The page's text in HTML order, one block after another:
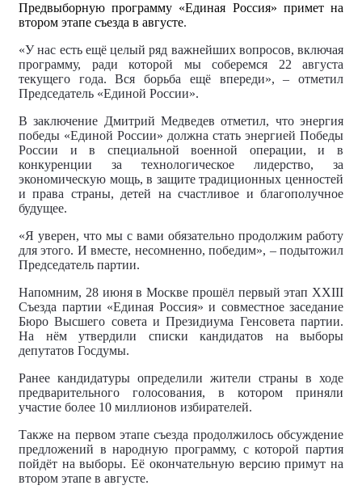
Предвыборную программу «Единая Россия» примет на
втором этапе съезда в августе.
«У нас есть ещё целый ряд важнейших вопросов, включая
программу, ради которой мы соберемся 22 августа
текущего года. Вся борьба ещё впереди», – отметил
Председатель «Единой России».
В заключение Дмитрий Медведев отметил, что энергия
победы «Единой России» должна стать энергией Победы
России и в специальной военной операции, и в
конкуренции за технологическое лидерство, за
экономическую мощь, в защите традиционных ценностей
и права страны, детей на счастливое и благополучное
будущее.
«Я уверен, что мы с вами обязательно продолжим работу
для этого. И вместе, несомненно, победим», – подытожил
Председатель партии.
Напомним, 28 июня в Москве прошёл первый этап XXIII
Съезда партии «Единая Россия» и совместное заседание
Бюро Высшего совета и Президиума Генсовета партии.
На нём утвердили списки кандидатов на выборы
депутатов Госдумы.
Ранее кандидатуры определили жители страны в ходе
предварительного голосования, в котором приняли
участие более 10 миллионов избирателей.
Также на первом этапе съезда продолжилось обсуждение
предложений в народную программу, с которой партия
пойдёт на выборы. Её окончательную версию примут на
втором этапе в августе.